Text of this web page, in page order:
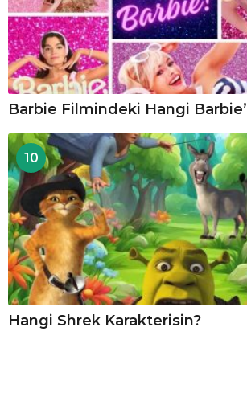
Barbie Filmindeki Hangi
10
Hangi Shrek Karakterisin?